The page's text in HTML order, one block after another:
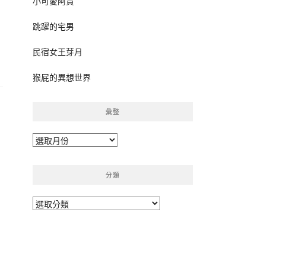
跳躍的宅男
民宿女王芽月
猴屁的異想世界
彙整
彙
分類
分